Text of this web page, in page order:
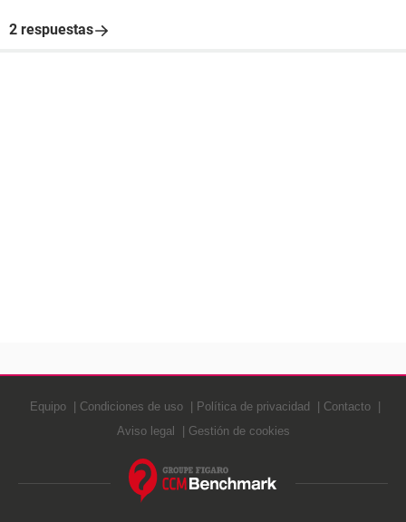
2 respuestas
Equipo Condiciones de uso Política de privacidad
Contacto
Aviso legal
Gestión de cookies